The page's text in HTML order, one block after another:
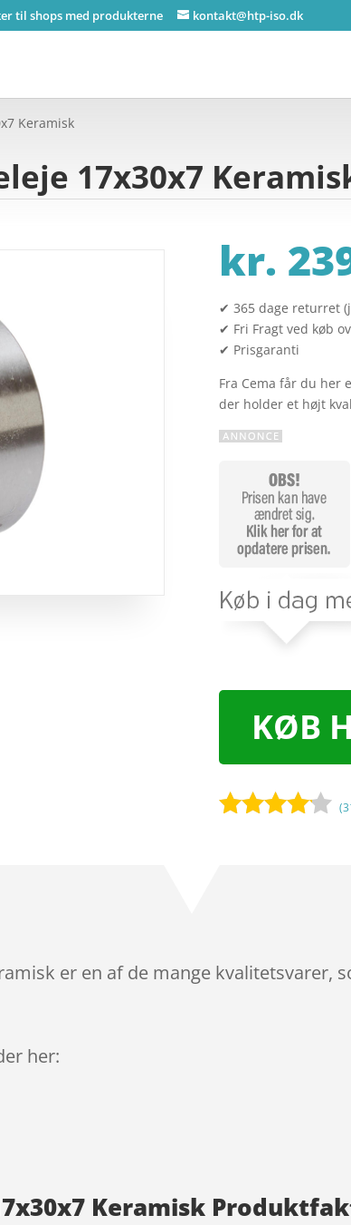
til shops med produkterne kontakt@htp-iso.dk
Keramisk
17x30x7
kr.
✔ 365 dage returret
✔ Fri Fragt ved køb
✔ Prisgaranti
Fra Cema får du her
der holder et højt
KØB
ømmels
er
(
er en af de mange kvalitetsvarer,
her:
Keramisk